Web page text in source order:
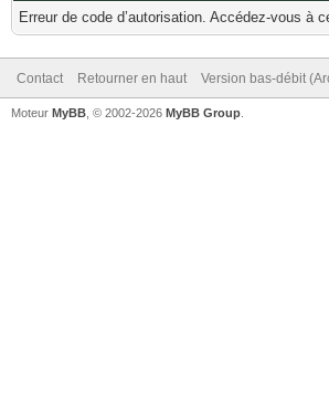
Erreur de code d’autorisation. Accédez-vous à
Contact Retourner en haut Version bas-débit
Moteur MyBB , © 2002-2026 MyBB Group